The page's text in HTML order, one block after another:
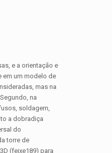
e a orientação e
em um modelo de
mas na
na
soldagem,
a dobradiça
do
torre de
(feixe189) para